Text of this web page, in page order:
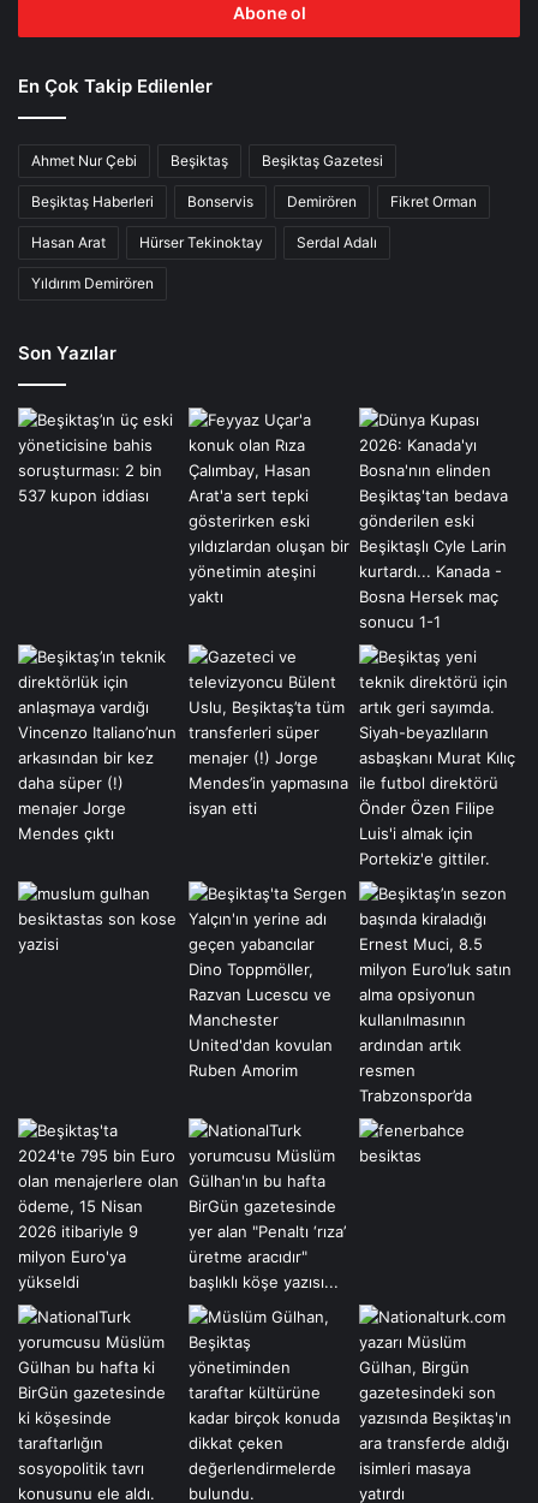
En Çok Takip Edilenler
Ahmet Nur Çebi Beşiktaş Beşiktaş Gazetesi
Beşiktaş Haberleri Bonservis Demirören Fikret Orman
Hasan Arat Hürser Tekinoktay Serdal Adalı
Yıldırım Demirören
Son Yazılar